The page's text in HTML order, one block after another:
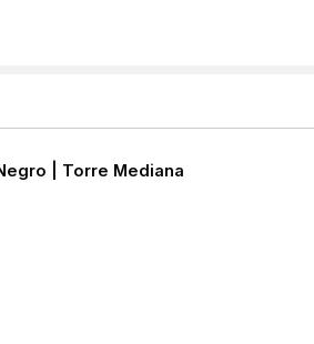
| Torre Mediana